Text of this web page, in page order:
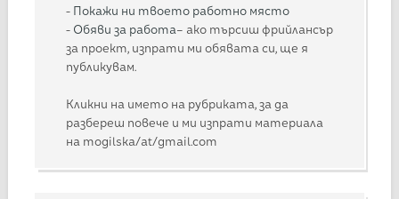
- Покажи ни твоето работно място
- Обяви за работа– ако търсиш фрийлансър
за проект, изпрати ми обявата си, ще я
публикувам.
Кликни на името на рубриката, за да
разбереш повече и ми изпрати материала
на mogilska/at/gmail.com